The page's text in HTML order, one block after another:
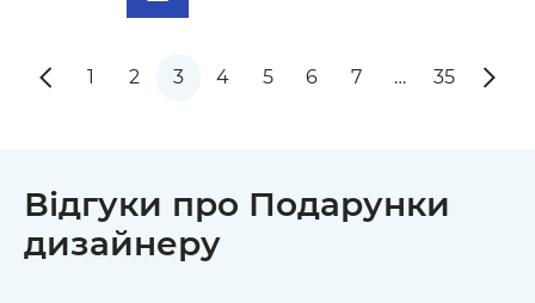
1 2 3 4 5 6 7 … 35
Відгуки про Подарунки
дизайнеру